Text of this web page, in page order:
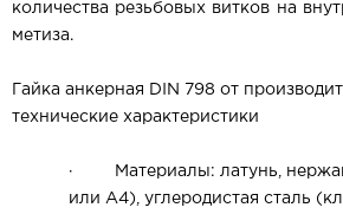
количества резьбовых витков на
метиза.
Гайка анкерная DIN 798 от
технические характеристики
·
Материалы: латунь,
или А4), углеродистая сталь